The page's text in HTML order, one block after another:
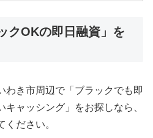
クOKの即日融資」を
わき市周辺で「ブラックでも即
キャッシング」をお探しなら、
ださい。